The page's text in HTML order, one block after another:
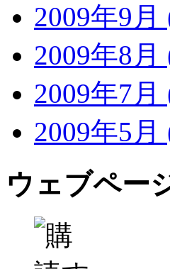
2009年9月
2009年8月
2009年7月
2009年5月
ウェブペー